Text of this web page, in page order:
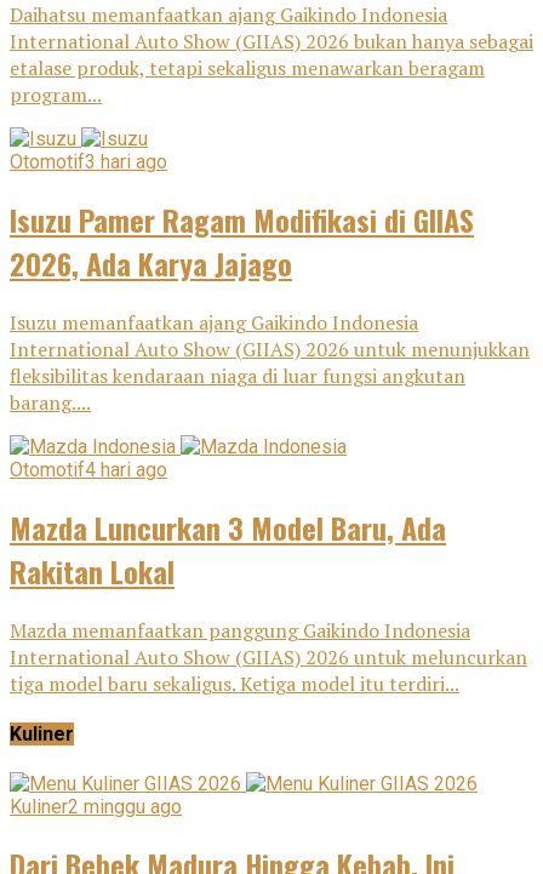
Daihatsu memanfaatkan ajang Gaikindo Indonesia
International Auto Show (GIIAS) 2026 bukan hanya sebagai
etalase produk, tetapi sekaligus menawarkan beragam
program...
Otomotif3 hari ago
Isuzu Pamer Ragam Modifikasi di GIIAS
2026, Ada Karya Jajago
Isuzu memanfaatkan ajang Gaikindo Indonesia
International Auto Show (GIIAS) 2026 untuk menunjukkan
fleksibilitas kendaraan niaga di luar fungsi angkutan
barang....
Otomotif4 hari ago
Mazda Luncurkan 3 Model Baru, Ada
Rakitan Lokal
Mazda memanfaatkan panggung Gaikindo Indonesia
International Auto Show (GIIAS) 2026 untuk meluncurkan
tiga model baru sekaligus. Ketiga model itu terdiri...
Kuliner
Kuliner2 minggu ago
Dari Bebek Madura Hingga Kebab, Ini